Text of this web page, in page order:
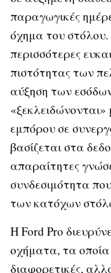
παραγωγικές
όχημα του στόλου.
περισσότερες
πιστότητας των
αύξηση των
εμπόρου σε
βασίζεται στα
απαραίτητες
συνδεσιμότητα
των κατόχων
Η Ford Pro
οχήματα, τα οποία
διαφορετικές,